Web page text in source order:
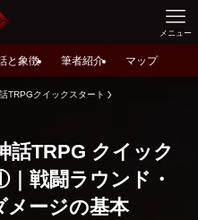
メニュー
と象徴 筆者紹介 マップ
TRPGクイックスタート
話TRPG クイック
戦闘ラウンド・
メージの基本